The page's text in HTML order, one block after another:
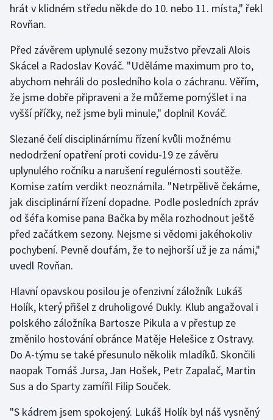
Lezení
Lyže a snowboard
Moderní pětiboj
Motorsport
Olympijské hry
Parasport
Plavání
Plážový volejbal
Ragby
Rychlobruslení
Rychlostní kanoistika
Short track
Sportovní střelba
hrát v klidném středu někde do 10. nebo 11. místa," řekl
Rovňan.
Před závěrem uplynulé sezony mužstvo převzali Alois
Skácel a Radoslav Kováč. "Uděláme maximum pro to,
abychom nehráli do posledního kola o záchranu. Věřím,
že jsme dobře připraveni a že můžeme pomýšlet i na
vyšší příčky, než jsme byli minule," doplnil Kováč.
Slezané čelí disciplinárnímu řízení kvůli možnému
nedodržení opatření proti covidu-19 ze závěru
uplynulého ročníku a narušení regulérnosti soutěže.
Komise zatím verdikt neoznámila. "Netrpělivě čekáme,
jak disciplinární řízení dopadne. Podle posledních zpráv
od šéfa komise pana Bačka by měla rozhodnout ještě
před začátkem sezony. Nejsme si vědomi jakéhokoliv
pochybení. Pevně doufám, že to nejhorší už je za námi,"
uvedl Rovňan.
Hlavní opavskou posilou je ofenzivní záložník Lukáš
Holík, který přišel z druholigové Dukly. Klub angažoval i
polského záložníka Bartosze Pikula a v přestup ze
změnilo hostování obránce Matěje Helešice z Ostravy.
Do A-týmu se také přesunulo několik mladíků. Skončili
naopak Tomáš Jursa, Jan Hošek, Petr Zapalač, Martin
Sus a do Sparty zamířil Filip Souček.
"S kádrem jsem spokojený. Lukáš Holík byl náš vysněný